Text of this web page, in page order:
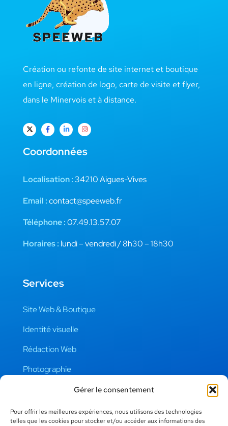
Gérer le consentement
Pour offrir les meilleures expériences, nous utilisons des technologies
telles que les cookies pour stocker et/ou accéder aux informations des
Création ou refonte de site internet et boutique
en ligne, création de logo, carte de visite et flyer,
dans le Minervois et à distance.
Coordonnées
Localisation :34210 Aigues-Vives
Email :contact@speeweb.fr
Téléphone :07.49.13.57.07
Horaires : lundi – vendredi / 8h30 – 18h30
Services
Site Web & Boutique
Identité visuelle
Rédaction Web
Photographie
Liens Utiles